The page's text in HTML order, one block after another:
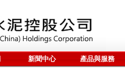
新聞中心
產品與服務